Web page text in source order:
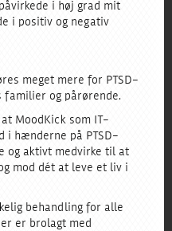
i høj grad mit
i positiv og negativ
meget mere for PTSD-
og pårørende.
MoodKick som IT-
i hænderne på PTSD-
og aktivt medvirke til at
mod dét at leve et liv i
behandling for alle
er brolagt med